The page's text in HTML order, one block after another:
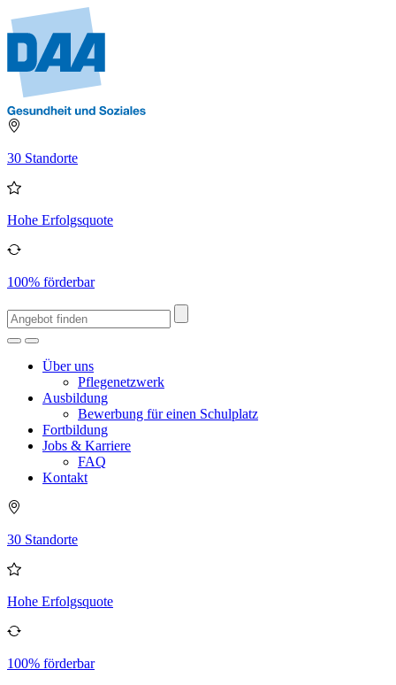
30 Standorte
Hohe Erfolgsquote
100% förderbar
Über uns
Pflegenetzwerk
Ausbildung
Bewerbung für einen Schulplatz
Fortbildung
Jobs & Karriere
FAQ
Kontakt
30 Standorte
Hohe Erfolgsquote
100% förderbar